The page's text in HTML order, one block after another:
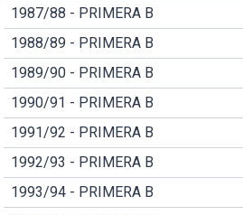
1987/88 - PRIMERA B
1988/89 - PRIMERA B
1989/90 - PRIMERA B
1990/91 - PRIMERA B
1991/92 - PRIMERA B
1992/93 - PRIMERA B
1993/94 - PRIMERA B